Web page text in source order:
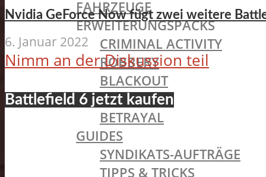
FAHRZEUGE
ERWEITERUNGSPACKS
CRIMINAL ACTIVITY
ROBBERY
BLACKOUT
GETAWAY
BETRAYAL
GUIDES
SYNDIKATS-AUFTRÄGE
TIPPS & TRICKS
Nvidia GeForce Now fügt zwei weitere
6. Januar 2022
Nimm an der Diskussion teil
Battlefield 6 jetzt kaufen